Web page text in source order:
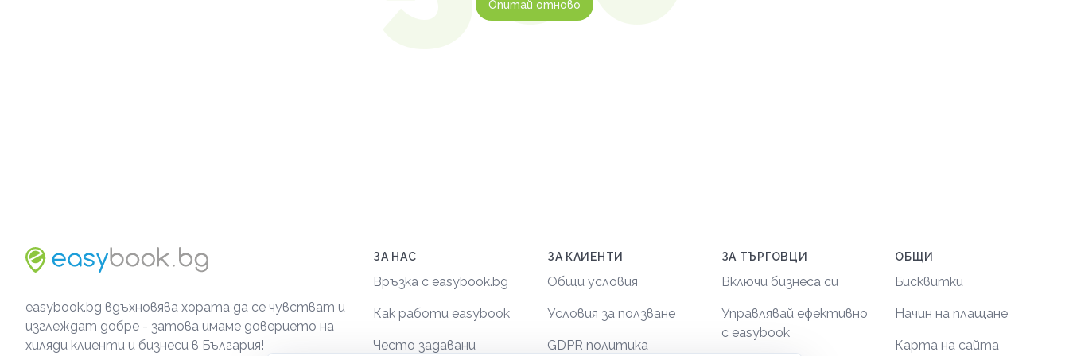
Опитай отново
easybook.bg вдъхновява хората да се чувстват и
изглеждат добре - затова имаме доверието на
хиляди клиенти и бизнеси в България!
ЗА НАС
Връзка с easybook.bg
Как работи easybook
Често задавани
ЗА КЛИЕНТИ
Общи условия
Условия за ползване
GDPR политика
ЗА ТЪРГОВЦИ
Включи бизнеса си
Управлявай ефективно
с easybook
ОБЩИ
Бисквитки
Начин на плащане
Карта на сайта